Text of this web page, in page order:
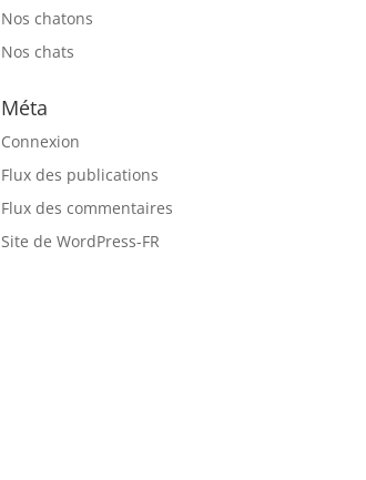
Nos chatons
Nos chats
Méta
Connexion
Flux des publications
Flux des commentaires
Site de WordPress-FR